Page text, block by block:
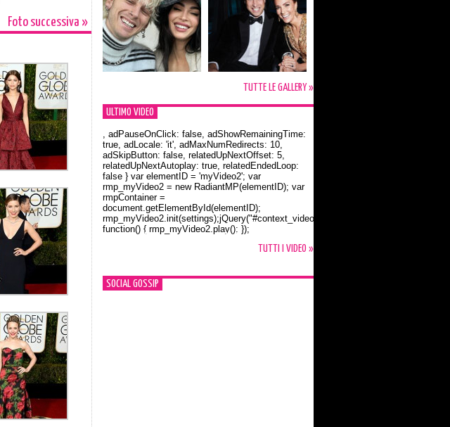
Foto successiva »
TUTTE LE GALLERY »
ULTIMO VIDEO
Orlando Bloom e la t-shirt dedicata a Flynn
, adPauseOnClick: false, adShowRemainingTime:
true, adLocale: 'it', adMaxNumRedirects: 10,
adSkipButton: false, relatedUpNextOffset: 5,
relatedUpNextAutoplay: true, relatedEndedLoop:
false } var elementID = 'myVideo2'; var
rmp_myVideo2 = new RadiantMP(elementID); var
rmpContainer =
document.getElementById(elementID);
rmp_myVideo2.init(settings);jQuery("#context_video2").one("mouseover",
function() { rmp_myVideo2.play(); });
TUTTI I VIDEO »
SOCIAL GOSSIP